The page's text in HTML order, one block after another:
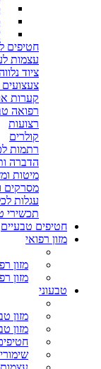
חטיפים
עצמות
ציוד
קערות
רפואה
רצועות
קולרים
רתמות
הדברה
מיטות
מסרקים
עגלות
תכשירי
חטיפים טבעיים
מזון רפואי
מזון
מזון
טבעוני
מזון
מזון